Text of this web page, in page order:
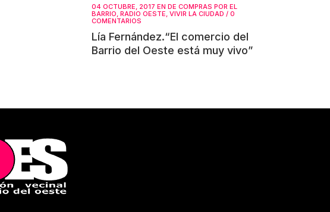
04 OCTUBRE, 2017 EN DE COMPRAS POR EL
BARRIO, RADIO OESTE, VIVIR LA CIUDAD / 0
COMENTARIOS
Lía Fernández.“El comercio del
Barrio del Oeste está muy vivo”